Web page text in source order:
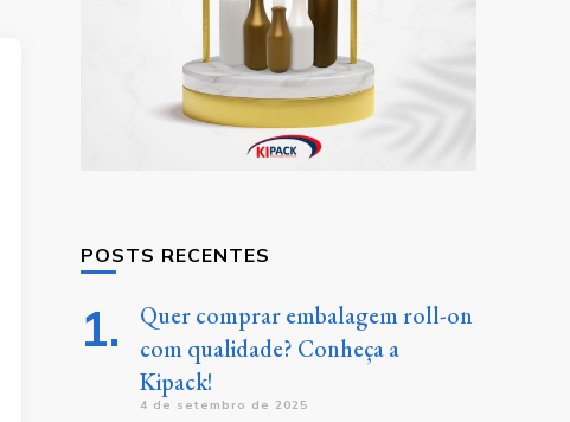
POSTS RECENTES
Quer comprar embalagem roll-on
com qualidade? Conheça a
Kipack!
4 de setembro de 2025